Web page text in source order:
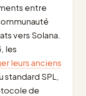
entre
vers Solana.
les
leurs anciens
standard SPL,
de